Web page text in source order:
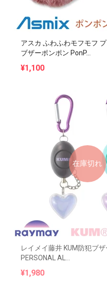
アスカ ふわふわモフモフ
ブザーポンポン PonP...
¥1,100
在庫切れ
レイメイ藤井 KUM防犯ブ
PERSONAL AL...
¥1,980